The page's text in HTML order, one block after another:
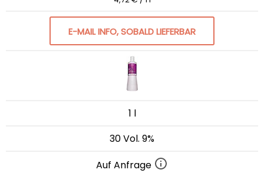
E-MAIL INFO, SOBALD LIEFERBAR
1 l
30 Vol. 9%
Auf Anfrage